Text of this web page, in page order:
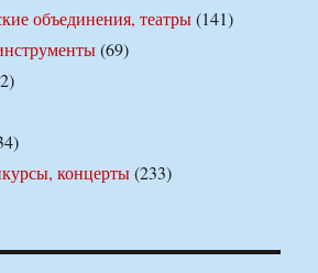
объединения, театры(141)
(69)
концерты(233)